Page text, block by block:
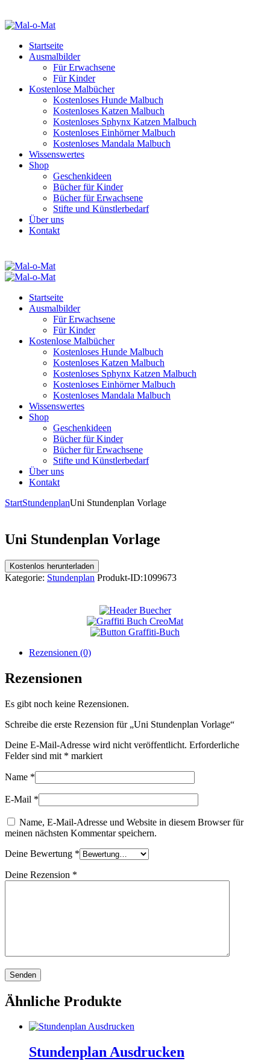
Startseite
Ausmalbilder
Für Erwachsene
Für Kinder
Kostenlose Malbücher
Kostenloses Hunde Malbuch
Kostenloses Katzen Malbuch
Kostenloses Sphynx Katzen Malbuch
Kostenloses Einhörner Malbuch
Kostenloses Mandala Malbuch
Wissenswertes
Shop
Geschenkideen
Bücher für Kinder
Bücher für Erwachsene
Stifte und Künstlerbedarf
Über uns
Kontakt
Startseite
Ausmalbilder
Für Erwachsene
Für Kinder
Kostenlose Malbücher
Kostenloses Hunde Malbuch
Kostenloses Katzen Malbuch
Kostenloses Sphynx Katzen Malbuch
Kostenloses Einhörner Malbuch
Kostenloses Mandala Malbuch
Wissenswertes
Shop
Geschenkideen
Bücher für Kinder
Bücher für Erwachsene
Stifte und Künstlerbedarf
Über uns
Kontakt
StartStundenplanUni Stundenplan Vorlage​
Uni Stundenplan Vorlage​
Kostenlos herunterladen
Kategorie: Stundenplan Produkt-ID:1099673
Rezensionen (0)
Rezensionen
Es gibt noch keine Rezensionen.
Schreibe die erste Rezension für „Uni Stundenplan Vorlage​“
Deine E-Mail-Adresse wird nicht veröffentlicht. Erforderliche
Felder sind mit * markiert
Name *
E-Mail *
Name, E-Mail-Adresse und Website in diesem Browser für
meinen nächsten Kommentar speichern.
Deine Bewertung *
Deine Rezension *
Ähnliche Produkte
Stundenplan Ausdrucken​